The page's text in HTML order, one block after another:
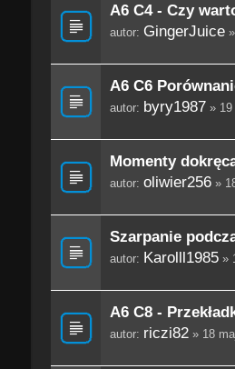
A6 C4 - Czy
autor: GingerJuice»
A6 C6
autor: byry1987 »
Momenty
autor: oliwier256»
Szarpanie
autor: Karolll1985»
A6 C8 -
autor: riczi82» 18